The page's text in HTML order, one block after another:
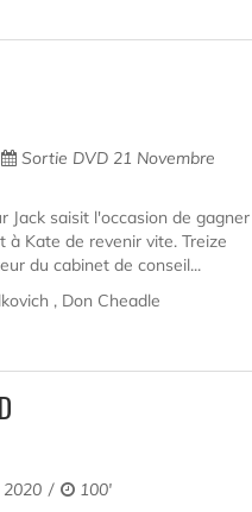
Sortie DVD 21 Novembre
Jack saisit l'occasion de gagner
Kate de revenir vite. Treize
du cabinet de conseil...
, Don Cheadle
100'